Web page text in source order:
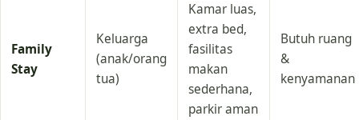
Family
Stay
Keluarga
(anak/orang
tua)
Kamar luas,
extra bed,
fasilitas
makan
sederhana,
parkir aman
Butuh ruang
&
kenyamanan